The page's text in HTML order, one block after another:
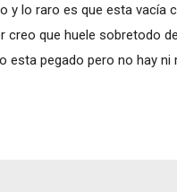
y lo raro es que esta vacía
creo que huele sobretodo
esta pegado pero no hay ni